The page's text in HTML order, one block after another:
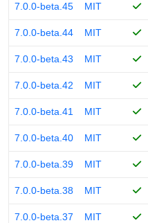
7.0.0-beta.45 MIT
7.0.0-beta.44 MIT
7.0.0-beta.43 MIT
7.0.0-beta.42 MIT
7.0.0-beta.41 MIT
7.0.0-beta.40 MIT
7.0.0-beta.39 MIT
7.0.0-beta.38 MIT
7.0.0-beta.37 MIT